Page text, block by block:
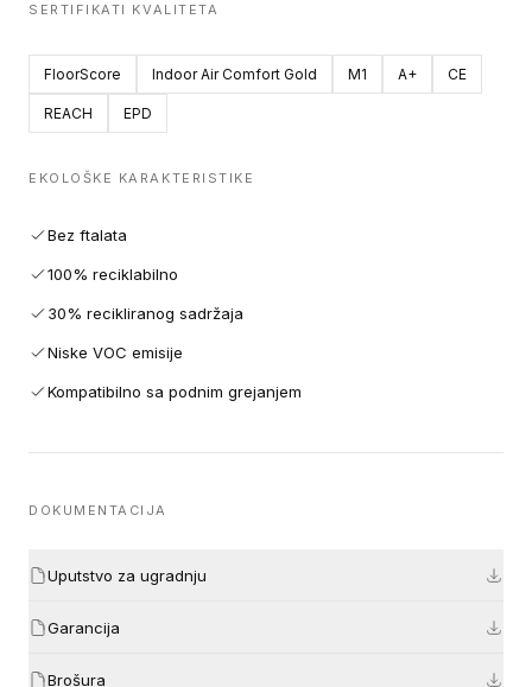
SERTIFIKATI KVALITETA
FloorScore Indoor Air Comfort Gold M1 A+ CE
REACH EPD
EKOLOŠKE KARAKTERISTIKE
Bez ftalata
100% reciklabilno
30% recikliranog sadržaja
Niske VOC emisije
Kompatibilno sa podnim grejanjem
DOKUMENTACIJA
Uputstvo za ugradnju
Garancija
Brošura